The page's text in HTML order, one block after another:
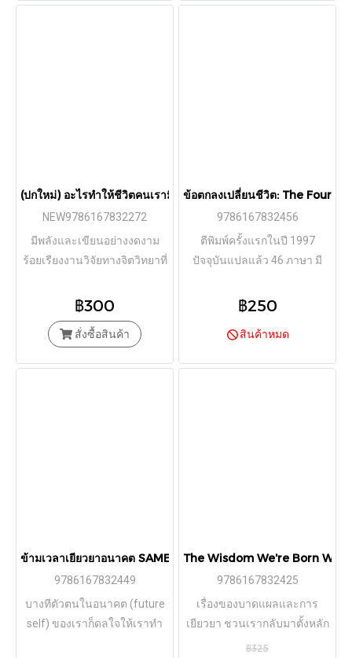
(ปกใหม่) อะไรทำให้ชีวิตคนเรามีความหมาย: The Power of
NEW9786167832272
มีพลังและเขียนอย่างงดงาม
ร้อยเรียงงานวิจัยทางจิตวิทยาที่
กระทบใจ รวมถึงความเข้าใจ
อันลุ่มลึกจากงานวรรณกรรมที่
ยิ่งใหญ่ เข้าเป็นเนื้อเดียวกัน
฿300
สั่งซื้อสินค้า
ข้อตกลงเปลี่ยนชีวิต: The Four
9786167832456
ตีพิมพ์ครั้งแรกในปี 1997
ปัจจุบันแปลแล้ว 46 ภาษา มี
฿250
สินค้าหมด
ข้ามเวลาเยียวยาอนาคต SAME SOUL, MANY BODIES / Brian L.
9786167832449
บางทีตัวตนในอนาคต (future
self) ของเราก็ดลใจให้เราทำ
The Wisdom We're Born
9786167832425
เรื่องของบาดแผลและการ
เยียวยา ชวนเรากลับมาตั้งหลัก
แล้วค้นพบบางสิ่งในตัวเองอีก
฿325